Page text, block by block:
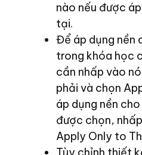
nào nếu được
tại.
Để áp dụng nền
trong khóa học
cần nhấp vào
phải và chọn
áp dụng nền
được chọn,
Apply Only to